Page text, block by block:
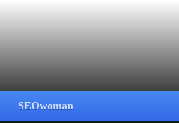
SEOwoman